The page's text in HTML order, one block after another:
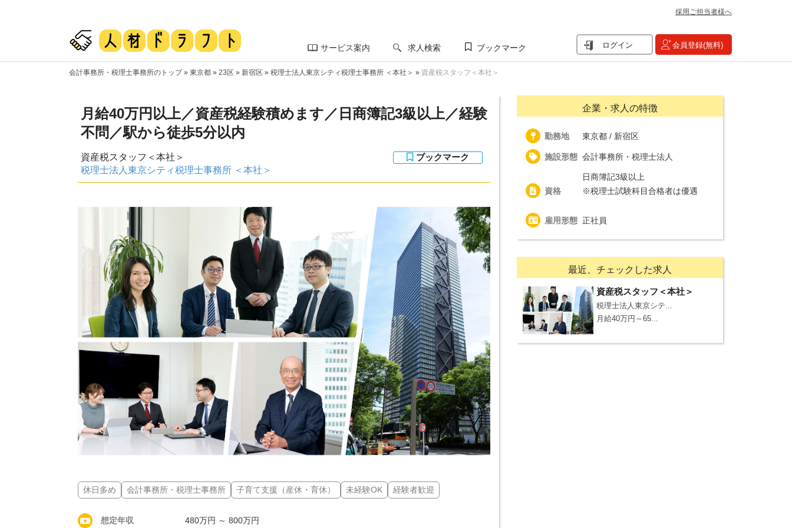
採用ご担当者様へ
サービス案内 求人検索 ブックマーク ログイン 会員登録(無料)
会計事務所・税理士事務所のトップ» 東京都 » 23区 » 新宿区 » 税理士法人東京シティ税理士事務所 ＜本社＞ » 資産税スタッフ＜本社＞
月給40万円以上／資産税経験積めます／日商簿記3級以上／経験
不問／駅から徒歩5分以内
資産税スタッフ＜本社＞
税理士法人東京シティ税理士事務所 ＜本社＞
休日多め 会計事務所・税理士事務所 子育て支援（産休・育休） 未経験OK 経験者歓迎
想定年収 480万円 ～ 800万円
企業・求人の特徴
勤務地 東京都 / 新宿区
施設形態 会計事務所・税理士法人
資格
日商簿記3級以上
※税理士試験科目合格者は優遇
雇用形態 正社員
最近、チェックした求人
資産税スタッフ＜本社＞
税理士法人東京シテ...
月給40万円～65...